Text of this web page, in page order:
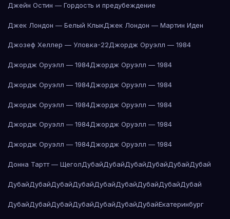
Джейн Остин — Гордость и предубеждение
Джек Лондон — Белый КлыкДжек Лондон — Мартин Иден
Джозеф Хеллер — Уловка-22Джордж Оруэлл — 1984
Джордж Оруэлл — 1984Джордж Оруэлл — 1984
Джордж Оруэлл — 1984Джордж Оруэлл — 1984
Джордж Оруэлл — 1984Джордж Оруэлл — 1984
Джордж Оруэлл — 1984Джордж Оруэлл — 1984
Джордж Оруэлл — 1984Джордж Оруэлл — 1984
Донна Тартт — ЩеголДубайДубайДубайДубайДубайДубай
ДубайДубайДубайДубайДубайДубайДубайДубайДубай
ДубайДубайДубайДубайДубайДубайДубайЕкатеринбург